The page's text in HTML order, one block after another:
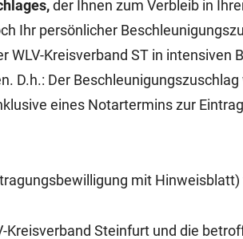
der Ihnen zum Verbleib in
Ihr persönlicher
WLV-Kreisverband ST in intensiven
D.h.: Der
eines Notartermins zur
mit
Kreisverband Steinfurt und die